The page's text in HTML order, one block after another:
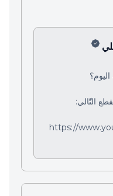
التّالي:
https://